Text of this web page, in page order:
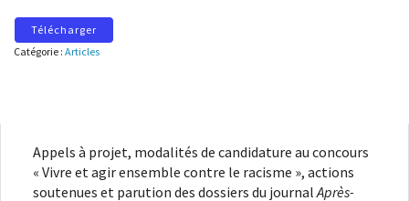
Télécharger
Catégorie : Articles
Appels à projet, modalités de candidature au concours
« Vivre et agir ensemble contre le racisme », actions
soutenues et parution des dossiers du journal Après-